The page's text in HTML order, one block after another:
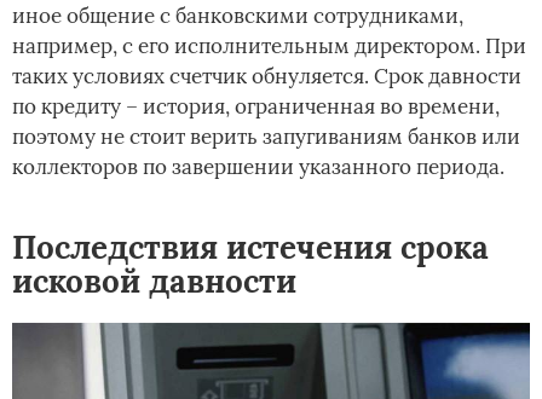
иное общение с банковскими сотрудниками,
например, с его исполнительным директором. При
таких условиях счетчик обнуляется. Срок давности
по кредиту – история, ограниченная во времени,
поэтому не стоит верить запугиваниям банков или
коллекторов по завершении указанного периода.
Последствия истечения срока
исковой давности